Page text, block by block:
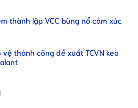
thành lập VCC bùng nổ cảm xúc
vệ thành công đề xuất TCVN keo